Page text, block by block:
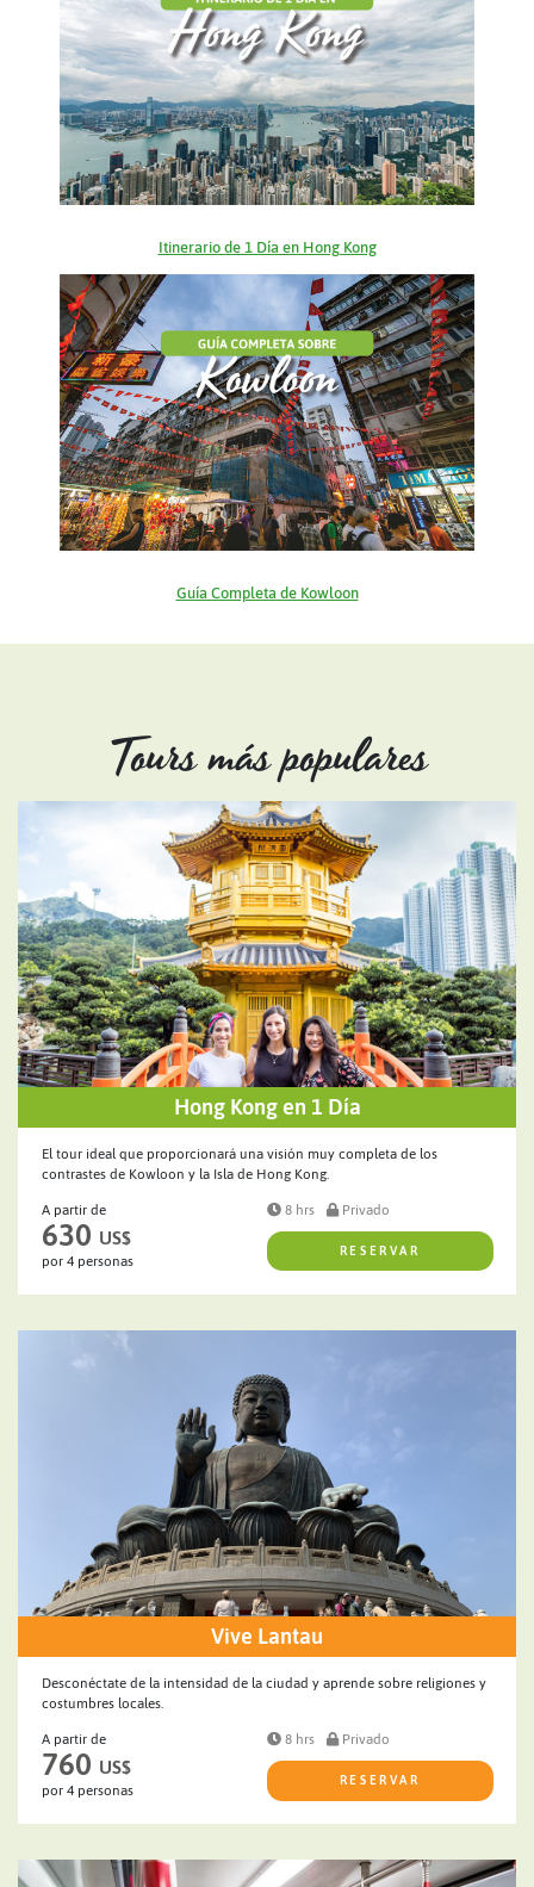
Itinerario de 1 Día en Hong Kong
Guía Completa de Kowloon
Tours más populares
Hong Kong en 1 Día
El tour ideal que proporcionará una visión muy completa de los
contrastes de Kowloon y la Isla de Hong Kong.
A partir de
630 US$
por 4 personas
8 hrs Privado
RESERVAR
Vive Lantau
Desconéctate de la intensidad de la ciudad y aprende sobre religiones y
costumbres locales.
A partir de
760 US$
por 4 personas
8 hrs Privado
RESERVAR